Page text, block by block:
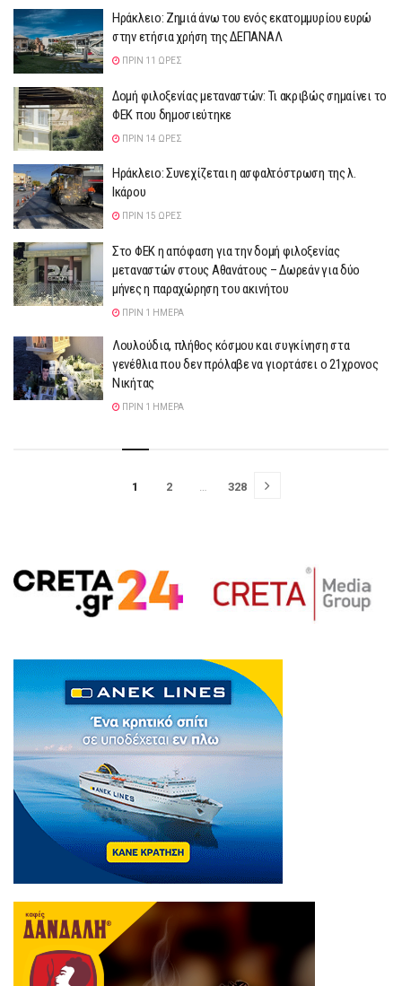
Ηράκλειο: Ζημιά άνω του ενός εκατομμυρίου ευρώ
στην ετήσια χρήση της ΔΕΠΑΝΑΛ
ΠΡΙΝ 11 ΏΡΕΣ
Δομή φιλοξενίας μεταναστών: Τι ακριβώς σημαίνει το
ΦΕΚ που δημοσιεύτηκε
ΠΡΙΝ 14 ΏΡΕΣ
Ηράκλειο: Συνεχίζεται η ασφαλτόστρωση της λ.
Ικάρου
ΠΡΙΝ 15 ΏΡΕΣ
Στο ΦΕΚ η απόφαση για την δομή φιλοξενίας
μεταναστών στους Αθανάτους – Δωρεάν για δύο
μήνες η παραχώρηση του ακινήτου
ΠΡΙΝ 1 ΗΜΈΡΑ
Λουλούδια, πλήθος κόσμου και συγκίνηση στα
γενέθλια που δεν πρόλαβε να γιορτάσει ο 21χρονος
Νικήτας
ΠΡΙΝ 1 ΗΜΈΡΑ
1 2 328